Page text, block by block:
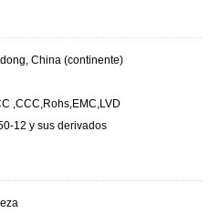
China (continente)
,CCC,Rohs,EMC,LVD
12 y sus derivados